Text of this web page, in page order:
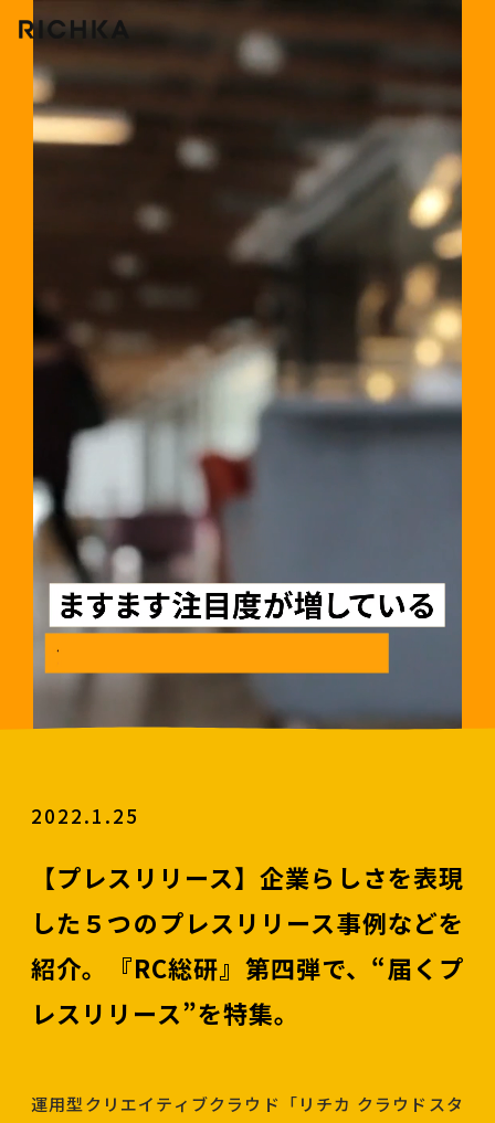
2022.1.25
【プレスリリース】企業らしさを表現
した５つのプレスリリース事例などを
紹介。『RC総研』第四弾で、“届くプ
レスリリース”を特集。
運用型クリエイティブクラウド「リチカ クラウドスタ